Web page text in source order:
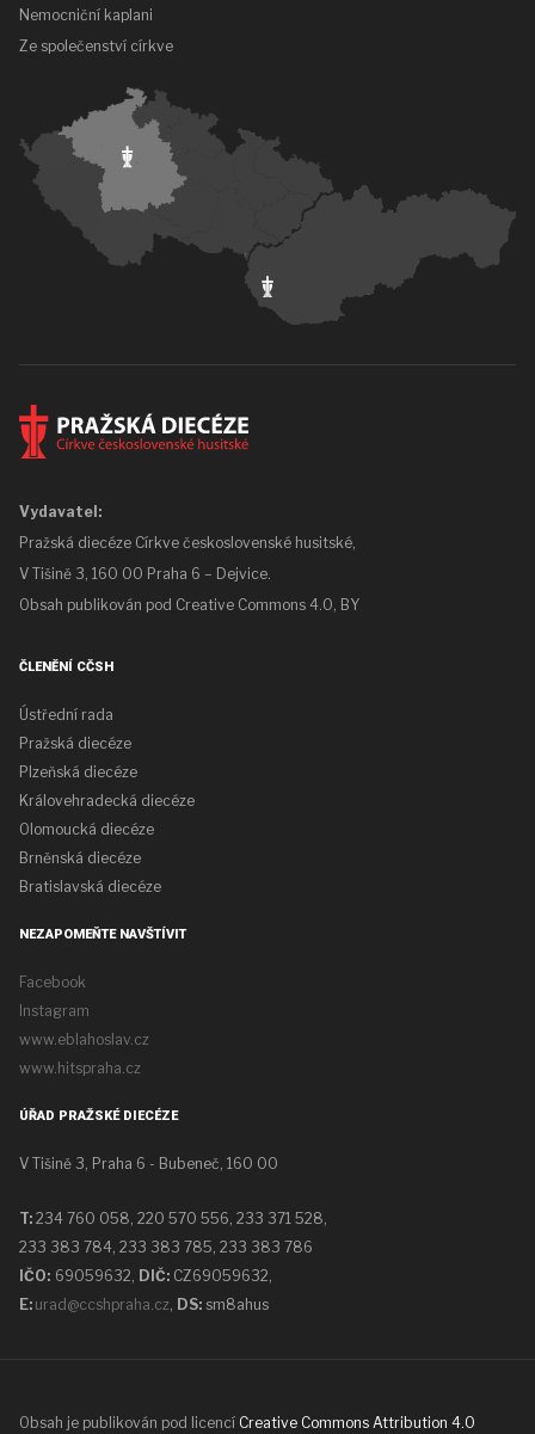
Nemocniční kaplani
Ze společenství církve
Vydavatel:
Pražská diecéze Církve československé husitské,
V Tišině 3, 160 00 Praha 6 – Dejvice.
Obsah publikován pod Creative Commons 4.0, BY
ČLENĚNÍ CČSH
Ústřední rada
Pražská diecéze
Plzeňská diecéze
Královehradecká diecéze
Olomoucká diecéze
Brněnská diecéze
Bratislavská diecéze
NEZAPOMEŇTE NAVŠTÍVIT
Facebook
Instagram
www.eblahoslav.cz
www.hitspraha.cz
ÚŘAD PRAŽSKÉ DIECÉZE
V Tišině 3, Praha 6 - Bubeneč, 160 00
T: 234 760 058, 220 570 556, 233 371 528,
233 383 784, 233 383 785, 233 383 786
IČO: 69059632, DIČ: CZ69059632,
E: urad@ccshpraha.cz, DS: sm8ahus
Obsah je publikován pod licencí Creative Commons Attribution 4.0